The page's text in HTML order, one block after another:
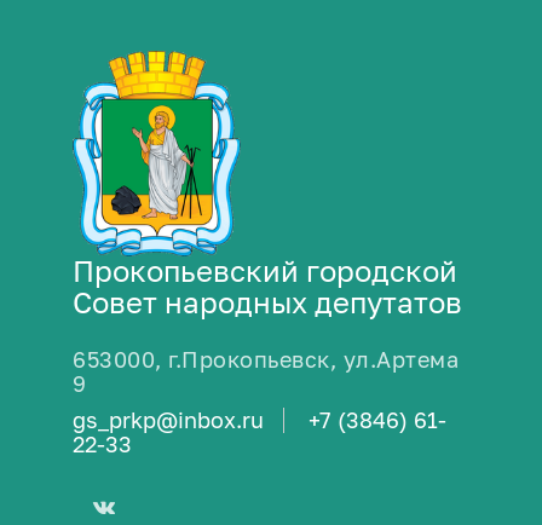
Прокопьевский городской
Совет народных депутатов
653000, г.Прокопьевск, ул.Артема
9
gs_prkp@inbox.ru
+7 (3846) 61-
22-33